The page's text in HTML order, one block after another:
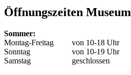
Öffnungszeiten Museum
Sommer:
Montag-Freitag
von 10-18 Uhr
Sonntag
von 10-19 Uhr
Samstag
geschlossen